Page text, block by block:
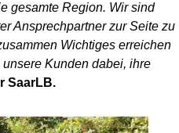
gesamte Region. Wir sind
Ansprechpartner zur Seite zu
Wichtiges erreichen
Kunden dabei, ihre
SaarLB.